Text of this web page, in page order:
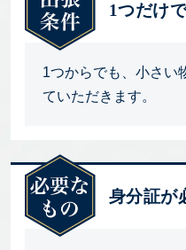
1つだけ
1つからでも、小さい
ていただきます。
身分証が